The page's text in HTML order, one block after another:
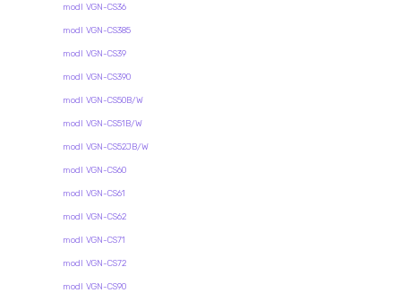
modl VGN-CS36
modl VGN-CS385
modl VGN-CS39
modl VGN-CS390
modl VGN-CS50B/W
modl VGN-CS51B/W
modl VGN-CS52JB/W
modl VGN-CS60
modl VGN-CS61
modl VGN-CS62
modl VGN-CS71
modl VGN-CS72
modl VGN-CS90